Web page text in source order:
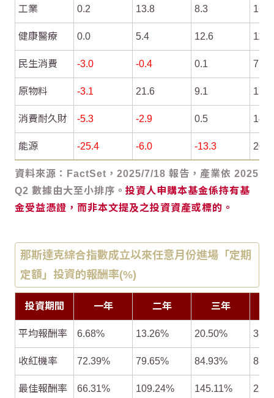
工業 0.2 13.8 8.3 16.3
健康醫療 0.0 5.4 12.6 11.9
民生消費 -3.0 -0.4 0.1 7.8
原物料 -3.1 21.6 9.1 17.0
消費耐久財 -5.3 -2.9 0.5 14.7
能源 -25.4 -6.0 -13.3 20.5
資料來源：FactSet，2025/7/18 報告，產業依 2025
Q2 數據由大至小排序。 投資人申購本基金係持有基
金受益憑證，而非本文提及之投資資產或標的。
那斯達克綜合指數成立以來任意月份進場「 定期
定額 」投資的報酬率(%)
投資期間 一年 二年 三年
平均報酬率 6.68% 13.26% 20.50%
收紅機率 72.39% 79.65% 84.93%
最佳報酬率 66.31% 109.24% 145.11%